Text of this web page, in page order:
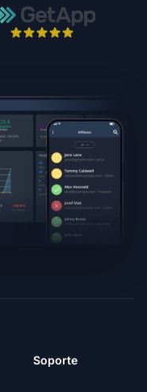
Soporte